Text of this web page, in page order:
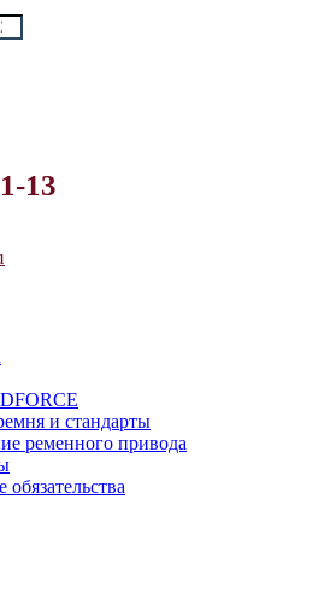
13
и стандарты
ременного привода